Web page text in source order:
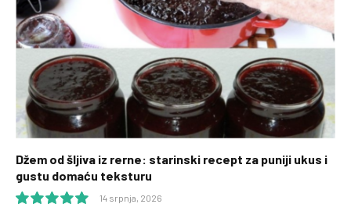
Džem od šljiva iz rerne: starinski recept za puniji ukus i
gustu domaću teksturu
14 srpnja, 2026